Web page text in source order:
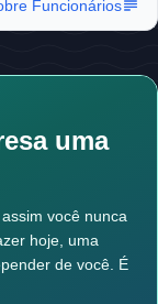
Funcionários
uma
você nunca
hoje, uma
de você. É